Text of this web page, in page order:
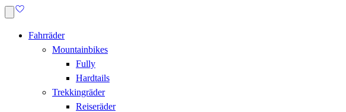
Fahrräder
Mountainbikes
Fully
Hardtails
Trekkingräder
Reiseräder